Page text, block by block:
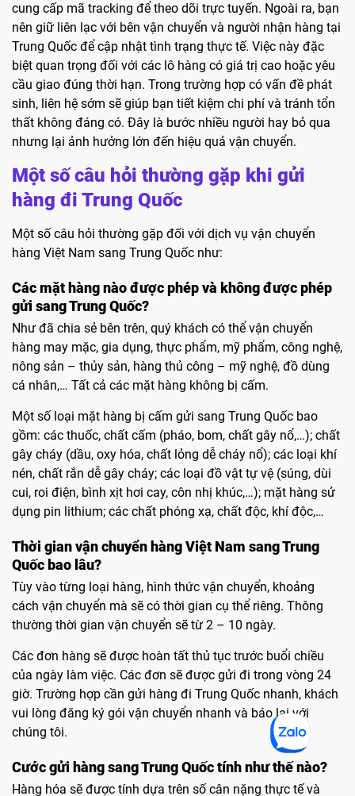
cung cấp mã tracking để theo dõi trực tuyến. Ngoài ra, bạn
nên giữ liên lạc với bên vận chuyển và người nhận hàng tại
Trung Quốc để cập nhật tình trạng thực tế. Việc này đặc
biệt quan trọng đối với các lô hàng có giá trị cao hoặc yêu
cầu giao đúng thời hạn. Trong trường hợp có vấn đề phát
sinh, liên hệ sớm sẽ giúp bạn tiết kiệm chi phí và tránh tổn
thất không đáng có. Đây là bước nhiều người hay bỏ qua
nhưng lại ảnh hưởng lớn đến hiệu quả vận chuyển.
Một số câu hỏi thường gặp khi gửi
hàng đi Trung Quốc
Một số câu hỏi thường gặp đối với dịch vụ vận chuyển
hàng Việt Nam sang Trung Quốc như:
Các mặt hàng nào được phép và không được phép
gửi sang Trung Quốc?
Như đã chia sẻ bên trên, quý khách có thể vận chuyển
hàng may mặc, gia dụng, thực phẩm, mỹ phẩm, công nghệ,
nông sản – thủy sản, hàng thủ công – mỹ nghệ, đồ dùng
cá nhân,… Tất cả các mặt hàng không bị cấm.
Một số loại mặt hàng bị cấm gửi sang Trung Quốc bao
gồm: các thuốc, chất cấm (pháo, bom, chất gây nổ,…); chất
gây cháy (dầu, oxy hóa, chất lỏng dễ cháy nổ); các loại khí
nén, chất rắn dễ gây cháy; các loại đồ vật tự vệ (súng, dùi
cui, roi điện, bình xịt hơi cay, côn nhị khúc,…); mặt hàng sử
dụng pin lithium; các chất phóng xạ, chất độc, khí độc,…
Thời gian vận chuyển hàng Việt Nam sang Trung
Quốc bao lâu?
Tùy vào từng loại hàng, hình thức vận chuyển, khoảng
cách vận chuyển mà sẽ có thời gian cụ thể riêng. Thông
thường thời gian vận chuyển sẽ từ 2 – 10 ngày.
Các đơn hàng sẽ được hoàn tất thủ tục trước buổi chiều
của ngày làm việc. Các đơn sẽ được gửi đi trong vòng 24
giờ. Trường hợp cần gửi hàng đi Trung Quốc nhanh, khách
vui lòng đăng ký gói vận chuyển nhanh và báo lại với
chúng tôi.
Cước gửi hàng sang Trung Quốc tính như thế nào?
Hàng hóa sẽ được tính dựa trên số cân nặng thực tế và